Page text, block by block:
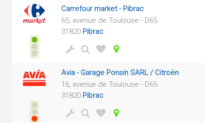
Carrefour market - Pibrac
65, avenue de Toulouse - D65
31820 Pibrac
Avia - Garage Ponsin SARL / Citroën
16, avenue de Toulouse - D65
31820 Pibrac